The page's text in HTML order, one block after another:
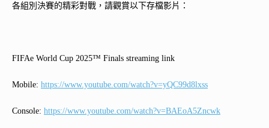
各組別決賽的精彩對戰，請觀賞以下存檔影片：
FIFAe World Cup 2025™ Finals streaming link
Mobile: https://www.youtube.com/watch?v=yQC99d8lxss
Console: https://www.youtube.com/watch?v=BAEoA5Zncwk